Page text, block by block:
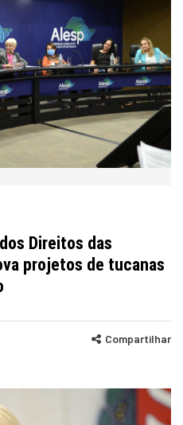
Direitos das
projetos de tucanas
Compartilhar